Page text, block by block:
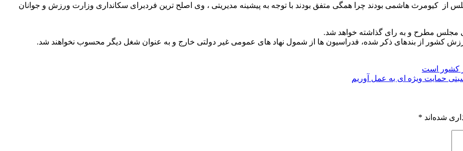
از کیومرث هاشمی بودند چرا همگی متفق بودند با توجه به پیشینه مدیریتی ، وی اصلح ترین فردبرای سکانداری وزارت ورزش و جوانان
مجلس مطرح و به رای گذاشته خواهد شد.
کشور از بندهای ذکر شده، فدراسیون ها از شمول نهاد های عمومی غیر دولتی خارج و به عنوان شغل دیگر محسوب نخواهند شد.
کشور است
حمایت ویژه ای به عمل آوریم
شده‌اند *